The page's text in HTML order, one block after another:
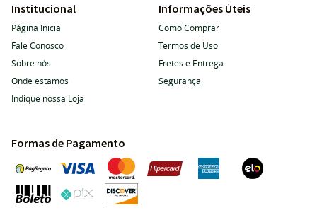
Institucional
Página Inicial
Fale Conosco
Sobre nós
Onde estamos
Indique nossa Loja
Informações Úteis
Como Comprar
Termos de Uso
Fretes e Entrega
Segurança
Formas de Pagamento